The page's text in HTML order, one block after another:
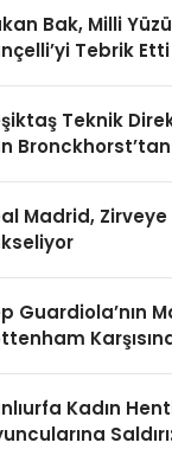
Bak, Milli
Tebrik Etti
Teknik
Madrid, Zirveye
Guardiola’nın
Kadın